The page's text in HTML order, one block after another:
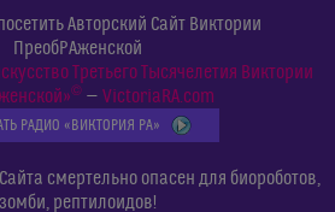
Авторский Сайт Виктории
ПреобРАженской
Третьего Тысячелетия Виктории
©— VictoriaRA.com
РАДИО «ВИКТОРИЯ РА»
смертельно опасен для биороботов,
зомби, рептилоидов!